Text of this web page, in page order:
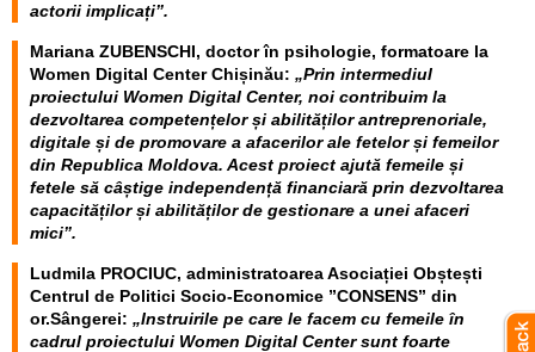
actorii implicați”.
Mariana ZUBENSCHI, doctor în psihologie, formatoare la
Women Digital Center Chișinău: „Prin intermediul
proiectului Women Digital Center, noi contribuim la
dezvoltarea competențelor și abilităților antreprenoriale,
digitale și de promovare a afacerilor ale fetelor și femeilor
din Republica Moldova. Acest proiect ajută femeile și
fetele să câștige independență financiară prin dezvoltarea
capacităților și abilităților de gestionare a unei afaceri
mici”.
Ludmila PROCIUC, administratoarea Asociației Obștești
Centrul de Politici Socio-Economice ”CONSENS” din
or.Sângerei: „Instruirile pe care le facem cu femeile în
cadrul proiectului Women Digital Center sunt foarte